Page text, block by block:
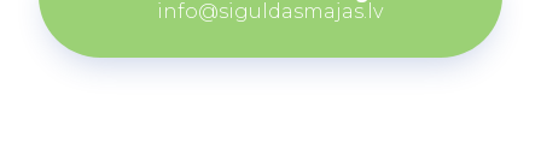
info@siguldasmajas.lv